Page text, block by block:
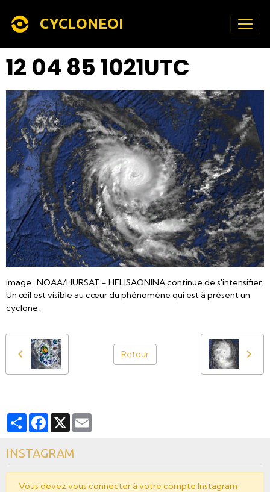
CYCLONEOI
12 04 85 1021UTC
image : NOAA/HURSAT - HELISAONINA continue de s'intensifier.
Un œil est visible au cœur du phénomène qui est à présent un
cyclone.
Retour
PartagerFacebook
X
INSTAGRAM
Vous devez vous connecter à votre compte Instagram